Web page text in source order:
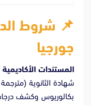
📌 شروط
جورجيا
المستندات الأكاديمية
شهادة الثانوية
بكالوريوس وكشف